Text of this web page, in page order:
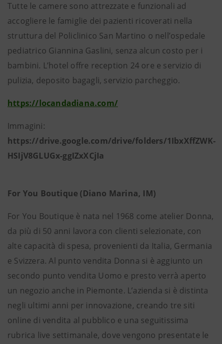
Tutte le camere sono attrezzate e funzionali ad
accogliere le famiglie dei pazienti ricoverati nella
struttura del Policlinico San Martino o nell’ospedale
pediatrico Giannina Gaslini, senza alcun costo per i
bambini. L’hotel offre reception 24 ore e servizio di
pulizia, deposito bagagli, servizio parcheggio.
https://locandadiana.com/
Immagini:
https://drive.google.com/drive/folders/1IbxXffZWK-
HSIjV8GLUGx-ggIZxXCjIa
For You Boutique (Diano Marina, IM)
For You Boutique è nata nel 1968 come atelier Donna,
da più di 50 anni lavora con clienti selezionate, con
alte capacità di spesa, provenienti da Italia, Germania
e Svizzera. Al punto vendita Donna si è aggiunto un
secondo punto vendita Uomo e presto verrà aperto
un negozio anche in Piemonte. L’azienda si è distinta
negli ultimi anni per innovazione, creando tre siti
online di vendita al pubblico e una seguitissima
rubrica live settimanale, dove vengono presentate le